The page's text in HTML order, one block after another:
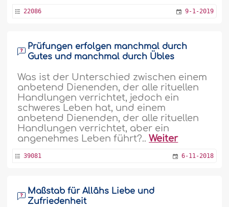
22086 9-1-2019
Prüfungen erfolgen manchmal durch
Gutes und manchmal durch Übles
Was ist der Unterschied zwischen einem
anbetend Dienenden, der alle rituellen
Handlungen verrichtet, jedoch ein
schweres Leben hat, und einem
anbetend Dienenden, der alle rituellen
Handlungen verrichtet, aber ein
angenehmes Leben führt?..Weiter
39081 6-11-2018
Maßstab für Allâhs Liebe und
Zufriedenheit